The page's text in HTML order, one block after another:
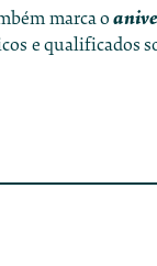
marca o
e qualificados